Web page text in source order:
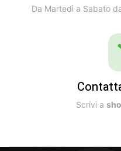
Da Martedì a Sabato
Scrivi a